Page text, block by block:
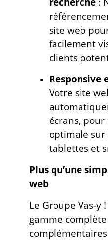
site web
facilement
clients
Responsive
Votre site
écrans,
optimale
tablettes et
Plus qu’une
web
Le Groupe Vas-y
gamme
complémentaires